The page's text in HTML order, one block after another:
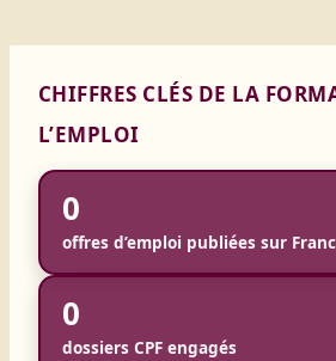
CHIFFRES CLÉS DE LA
L’EMPLOI
0
offres d’emploi publiées sur
0
dossiers CPF engagés